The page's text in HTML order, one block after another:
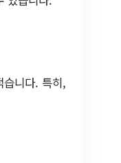
습니다. 특히,